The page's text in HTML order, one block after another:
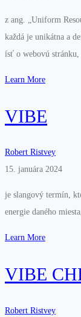
z ang. „Uniform
každá je unikátna a
ísť o webovú stránku,
Learn More
VIBE
Robert Ristvey
15. januára 2024
je slangový termín,
energie daného
Learn More
VIBE
Robert Ristvey